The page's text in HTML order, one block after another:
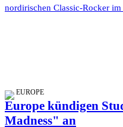
nordirischen Classic-Rocker
EUROPE
Europe kündigen
Madness" an